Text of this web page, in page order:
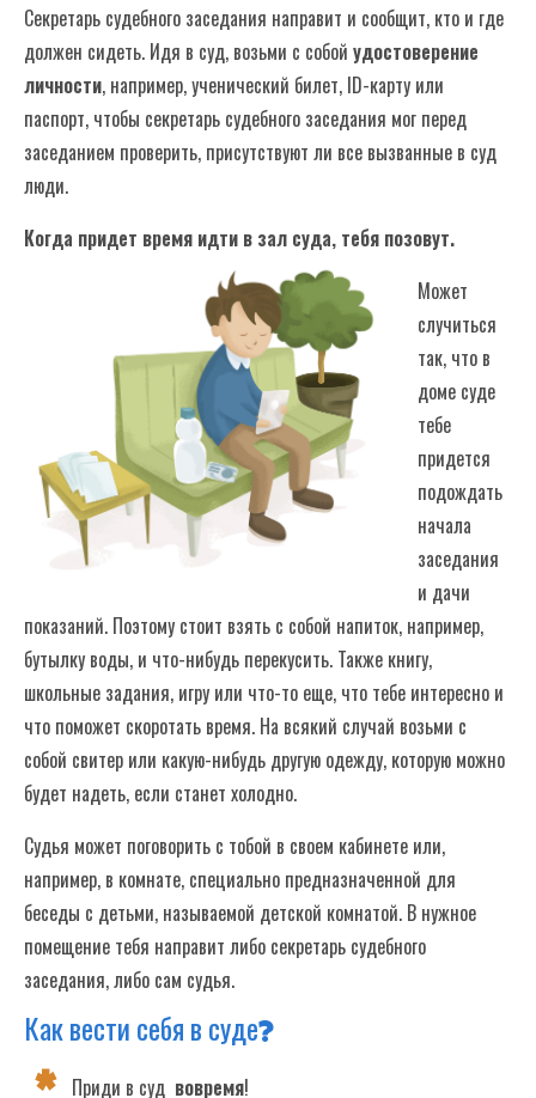
Секретарь судебного заседания направит и сообщит, кто и где
должен сидеть. Идя в суд, возьми с собой удостоверение
личности, например, ученический билет, ID-карту или
паспорт, чтобы секретарь судебного заседания мог перед
заседанием проверить, присутствуют ли все вызванные в суд
люди.
Когда придет время идти в зал суда, тебя позовут.
Может
случиться
так, что в
доме суде
тебе
придется
подождать
начала
заседания
и дачи
показаний. Поэтому стоит взять с собой напиток, например,
бутылку воды, и что-нибудь перекусить. Также книгу,
школьные задания, игру или что-то еще, что тебе интересно и
что поможет скоротать время. На всякий случай возьми с
собой свитер или какую-нибудь другую одежду, которую можно
будет надеть, если станет холодно.
Судья может поговорить с тобой в своем кабинете или,
например, в комнате, специально предназначенной для
беседы с детьми, называемой детской комнатой. В нужное
помещение тебя направит либо секретарь судебного
заседания, либо сам судья.
Как вести себя в суде?
Приди в суд вовремя!